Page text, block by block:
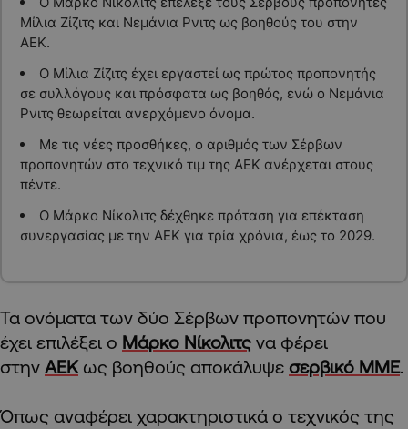
Μίλια Ζίζιτς και Νεμάνια Ρνιτς ως βοηθούς του στην
ΑΕΚ.
Ο Μίλια Ζίζιτς έχει εργαστεί ως πρώτος προπονητής
σε συλλόγους και πρόσφατα ως βοηθός, ενώ ο Νεμάνια
Ρνιτς θεωρείται ανερχόμενο όνομα.
Με τις νέες προσθήκες, ο αριθμός των Σέρβων
προπονητών στο τεχνικό τιμ της ΑΕΚ ανέρχεται στους
πέντε.
Ο Μάρκο Νίκολιτς δέχθηκε πρόταση για επέκταση
συνεργασίας με την ΑΕΚ για τρία χρόνια, έως το 2029.
Τα ονόματα των δύο Σέρβων προπονητών που
έχει επιλέξει ο Μάρκο Νίκολιτς να φέρει
στην ΑΕΚως βοηθούς αποκάλυψε σερβικό ΜΜΕ.
Όπως αναφέρει χαρακτηριστικά ο τεχνικός της